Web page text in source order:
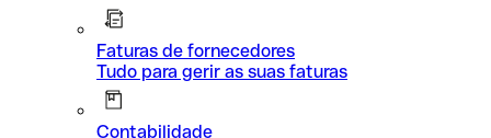
Faturas de fornecedores
Tudo para gerir as suas faturas
Contabilidade